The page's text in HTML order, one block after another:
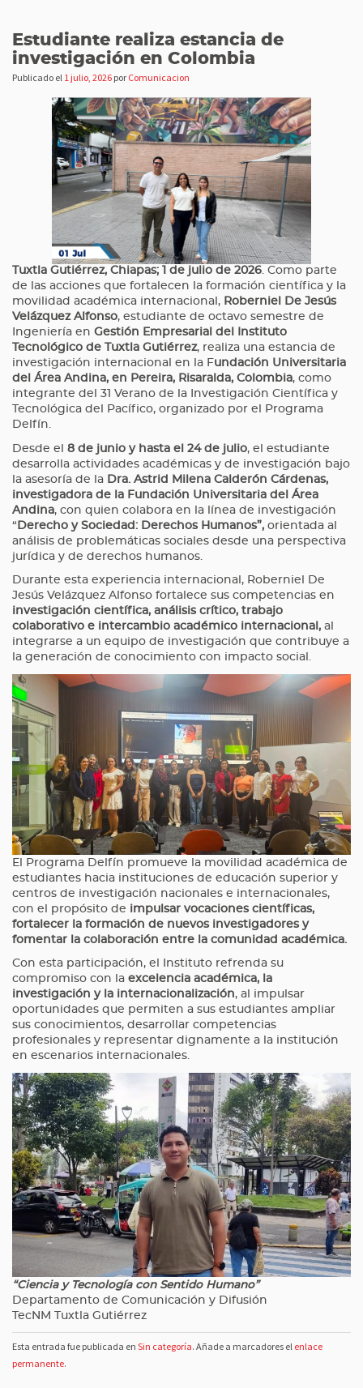
Estudiante realiza estancia de
investigación en Colombia
Publicado el 1 julio, 2026 por Comunicacion
Tuxtla Gutiérrez, Chiapas; 1 de julio de 2026. Como parte
de las acciones que fortalecen la formación científica y la
movilidad académica internacional, Roberniel De Jesús
Velázquez Alfonso, estudiante de octavo semestre de
Ingeniería en Gestión Empresarial del Instituto
Tecnológico de Tuxtla Gutiérrez, realiza una estancia de
investigación internacional en la Fundación Universitaria
del Área Andina, en Pereira, Risaralda, Colombia, como
integrante del 31 Verano de la Investigación Científica y
Tecnológica del Pacífico, organizado por el Programa
Delfín.
Desde el 8 de junio y hasta el 24 de julio, el estudiante
desarrolla actividades académicas y de investigación bajo
la asesoría de la Dra. Astrid Milena Calderón Cárdenas,
investigadora de la Fundación Universitaria del Área
Andina, con quien colabora en la línea de investigación
“ Derecho y Sociedad: Derechos Humanos”, orientada al
análisis de problemáticas sociales desde una perspectiva
jurídica y de derechos humanos.
Durante esta experiencia internacional, Roberniel De
Jesús Velázquez Alfonso fortalece sus competencias en
investigación científica, análisis crítico, trabajo
colaborativo e intercambio académico internacional, al
integrarse a un equipo de investigación que contribuye a
la generación de conocimiento con impacto social.
El Programa Delfín promueve la movilidad académica de
estudiantes hacia instituciones de educación superior y
centros de investigación nacionales e internacionales,
con el propósito de impulsar vocaciones científicas,
fortalecer la formación de nuevos investigadores y
fomentar la colaboración entre la comunidad académica.
Con esta participación, el Instituto refrenda su
compromiso con la excelencia académica, la
investigación y la internacionalización, al impulsar
oportunidades que permiten a sus estudiantes ampliar
sus conocimientos, desarrollar competencias
profesionales y representar dignamente a la institución
en escenarios internacionales.
“Ciencia y Tecnología con Sentido Humano”
Departamento de Comunicación y Difusión
TecNM Tuxtla Gutiérrez
Esta entrada fue publicada en Sin categoría. Añade a marcadores el enlace
permanente.